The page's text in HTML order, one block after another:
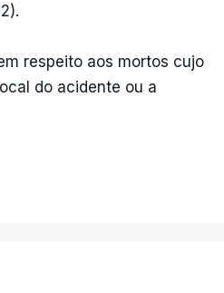
respeito aos mortos cujo
do acidente ou a